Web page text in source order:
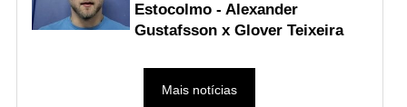
Estocolmo - Alexander
Gustafsson x Glover Teixeira
Mais notícias